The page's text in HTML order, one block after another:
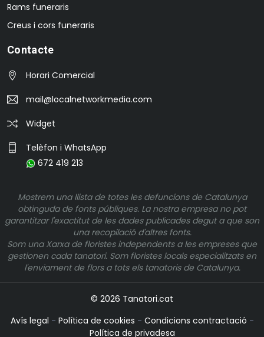
Rams funeraris
Creus i cors funeraris
Contacte
Horari Comercial
mail@localnetworkmedia.com
Widget
Telèfon i WhatsApp
672 419 213
Mostrem una llista de totes les defuncions de Catalunya
obtinguda de fonts públiques. La nostra empresa no pot
garantitzar l'exactitut de les dades publicades degut a que son
una recopilació d'altres fonts.
Som una Xarxa de floristes independents a les empreses que
gestionen cada tanatori. Som floristes locals especialitzats en
l'enviament de flors a tots els tanatoris de Catalunya.
© 2026 Tanatori.cat
Avís legal - Política de cookies - Condicions contractació -
Política de privadesa